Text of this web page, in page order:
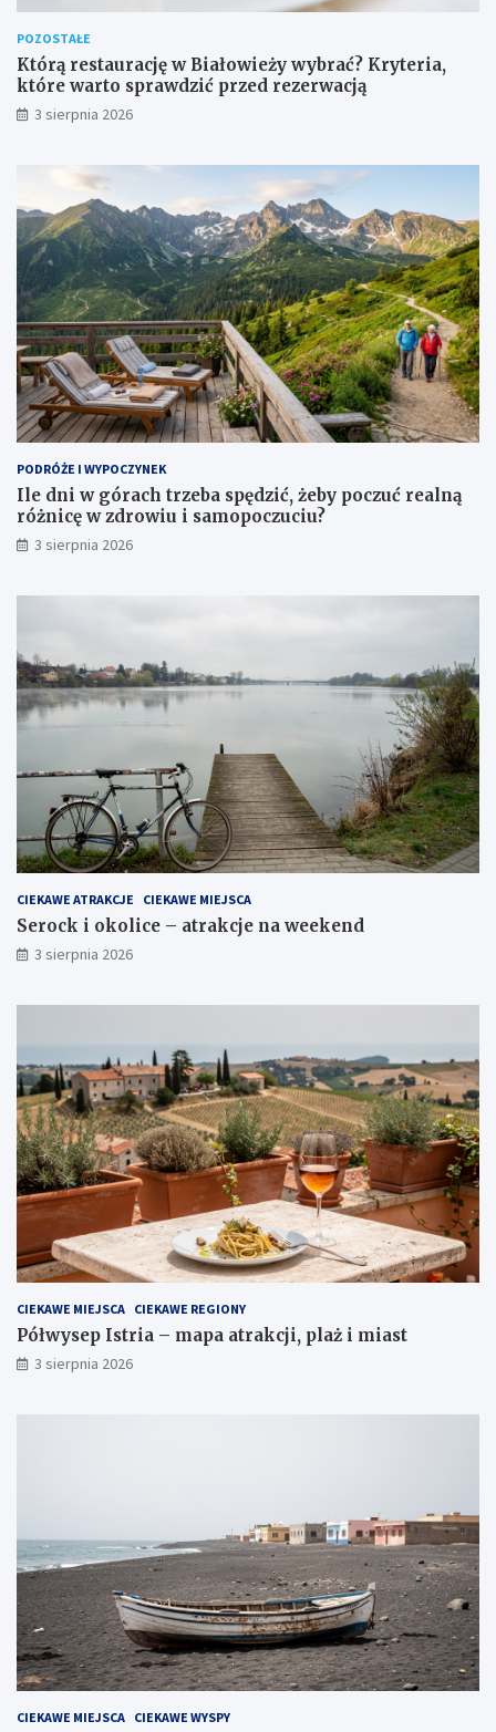
POZOSTAŁE
Którą restaurację w Białowieży wybrać? Kryteria,
które warto sprawdzić przed rezerwacją
3 sierpnia 2026
PODRÓŻE I WYPOCZYNEK
Ile dni w górach trzeba spędzić, żeby poczuć realną
różnicę w zdrowiu i samopoczuciu?
3 sierpnia 2026
CIEKAWE ATRAKCJE CIEKAWE MIEJSCA
Serock i okolice – atrakcje na weekend
3 sierpnia 2026
CIEKAWE MIEJSCA CIEKAWE REGIONY
Półwysep Istria – mapa atrakcji, plaż i miast
3 sierpnia 2026
CIEKAWE MIEJSCA CIEKAWE WYSPY